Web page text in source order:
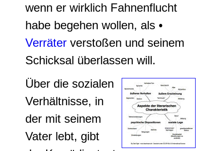
wenn er wirklich Fahnenflucht
habe begehen wollen, als •
Verräter verstoßen und seinem
Schicksal überlassen will.
Über die sozialen
Verhältnisse, in
der mit seinem
Vater lebt, gibt